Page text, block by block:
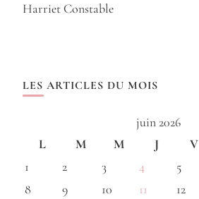
Harriet Constable
LES ARTICLES DU MOIS
juin 2026
L
M M J V
1
2 3 4 5
8
9 10 11 12